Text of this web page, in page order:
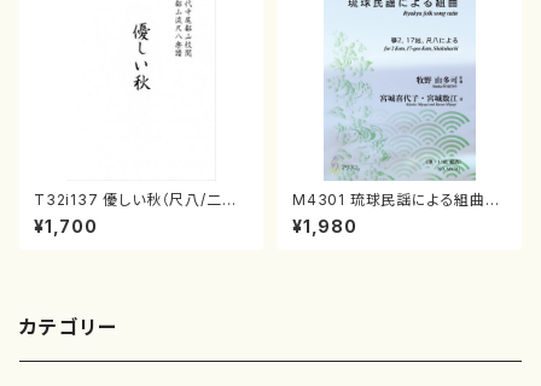
T32i137 優しい秋（尺八/二代
山本邦山/尺八/都山式譜）都山
流公刊楽譜曲番:586
¥1,700
M4301 琉球民謡による組曲
（箏/牧野由多可作曲/宮城喜代
子・宮城数江著/箏曲楽譜）
¥1,980
カテゴリー